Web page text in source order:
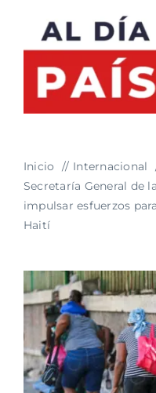
contenido
Inicio
Internacional
Secretaría General de
impulsar esfuerzos
Haití